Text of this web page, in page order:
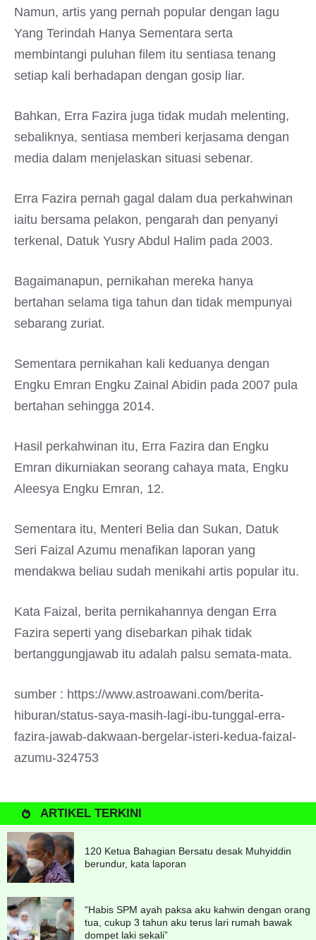
Namun, artis yang pernah popular dengan lagu
Yang Terindah Hanya Sementara serta
membintangi puluhan filem itu sentiasa tenang
setiap kali berhadapan dengan gosip liar.
Bahkan, Erra Fazira juga tidak mudah melenting,
sebaliknya, sentiasa memberi kerjasama dengan
media dalam menjelaskan situasi sebenar.
Erra Fazira pernah gagal dalam dua perkahwinan
iaitu bersama pelakon, pengarah dan penyanyi
terkenal, Datuk Yusry Abdul Halim pada 2003.
Bagaimanapun, pernikahan mereka hanya
bertahan selama tiga tahun dan tidak mempunyai
sebarang zuriat.
Sementara pernikahan kali keduanya dengan
Engku Emran Engku Zainal Abidin pada 2007 pula
bertahan sehingga 2014.
Hasil perkahwinan itu, Erra Fazira dan Engku
Emran dikurniakan seorang cahaya mata, Engku
Aleesya Engku Emran, 12.
Sementara itu, Menteri Belia dan Sukan, Datuk
Seri Faizal Azumu menafikan laporan yang
mendakwa beliau sudah menikahi artis popular itu.
Kata Faizal, berita pernikahannya dengan Erra
Fazira seperti yang disebarkan pihak tidak
bertanggungjawab itu adalah palsu semata-mata.
sumber : https://www.astroawani.com/berita-
hiburan/status-saya-masih-lagi-ibu-tunggal-erra-
fazira-jawab-dakwaan-bergelar-isteri-kedua-faizal-
azumu-324753
ARTIKEL TERKINI
120 Ketua Bahagian Bersatu desak Muhyiddin
berundur, kata laporan
“Habis SPM ayah paksa aku kahwin dengan orang
tua, cukup 3 tahun aku terus lari rumah bawak
dompet laki sekali”